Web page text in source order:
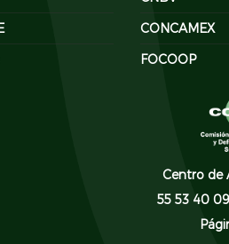
CONCAMEX
FOCOOP
Centro de
55 53 40